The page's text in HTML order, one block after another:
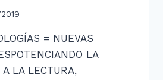
= NUEVAS
LA
LA LECTURA,